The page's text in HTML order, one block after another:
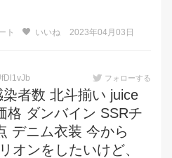
ト いいね
2023年04月03日
フォローする
者数 北斗揃い juice
格 ダンバイン SSRチ
デニム衣装 今から
オンをしたいけど、